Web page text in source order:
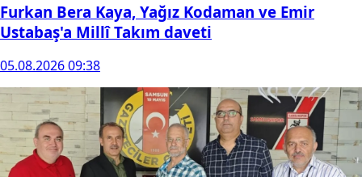
Furkan Bera Kaya, Yağız Kodaman ve Emir
Ustabaş'a Millî Takım daveti
05.08.2026 09:38